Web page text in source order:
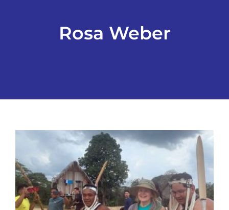
EDIÇÕES EM PDFRosa Weber